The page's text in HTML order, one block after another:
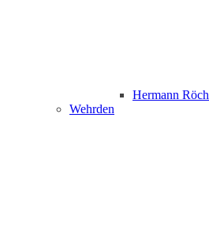
Hermann
Wehrden